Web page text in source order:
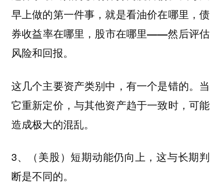
早上做的第一件事，就是看油价在哪里，债
券收益率在哪里，股市在哪里——然后评估
风险和回报。
这几个主要资产类别中，有一个是错的。当
它重新定价，与其他资产趋于一致时，可能
造成极大的混乱。
3、
（美股）短期动能仍向上，这与长期判
断是不同的。